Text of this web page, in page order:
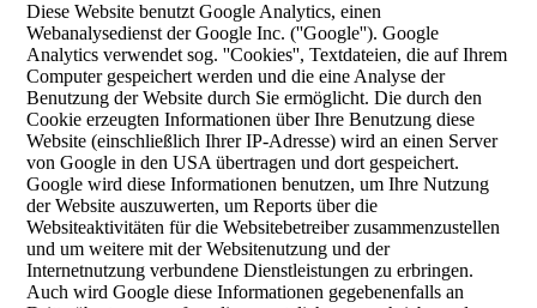
Diese Website benutzt Google Analytics, einen
Webanalysedienst der Google Inc. (''Google''). Google
Analytics verwendet sog. ''Cookies'', Textdateien, die auf Ihrem
Computer gespeichert werden und die eine Analyse der
Benutzung der Website durch Sie ermöglicht. Die durch den
Cookie erzeugten Informationen über Ihre Benutzung diese
Website (einschließlich Ihrer IP-Adresse) wird an einen Server
von Google in den USA übertragen und dort gespeichert.
Google wird diese Informationen benutzen, um Ihre Nutzung
der Website auszuwerten, um Reports über die
Websiteaktivitäten für die Websitebetreiber zusammenzustellen
und um weitere mit der Websitenutzung und der
Internetnutzung verbundene Dienstleistungen zu erbringen.
Auch wird Google diese Informationen gegebenenfalls an